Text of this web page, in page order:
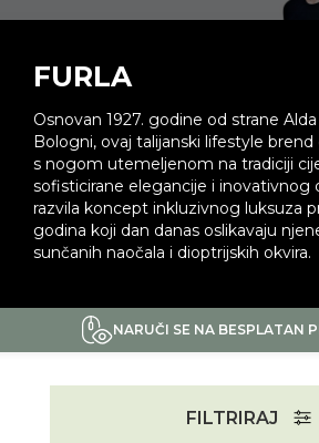
FURLA
Osnovan 1927. godine od strane
Bologni, ovaj talijanski lifestyle
s nogom utemeljenom na tradiciji
sofisticirane elegancije i inovativnog
razvila koncept inkluzivnog luksuza
godina koji dan danas oslikavaju
sunčanih naočala i dioptrijskih okvira.
NARUČI SE NA BESPLATAN
FILTRIRAJ